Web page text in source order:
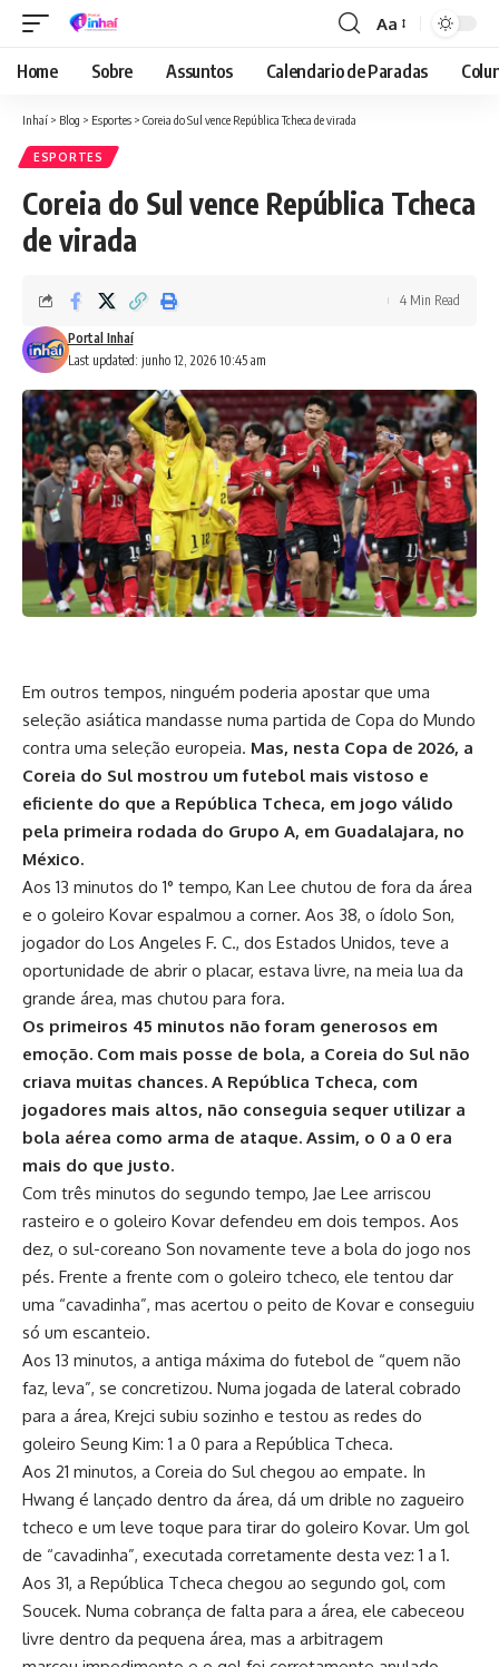
Font
Resizer
Aa
Home Sobre Assuntos Calendario de Paradas
Inhaí > Blog > Esportes > Coreia do Sul vence República Tcheca de virada
ESPORTES
Coreia do Sul vence República Tcheca
de virada
Last updated: junho 12, 2026 10:45 am
Portal Inhaí
4 Min Read
Em outros tempos, ninguém poderia apostar que uma
seleção asiática mandasse numa partida de Copa do Mundo
contra uma seleção europeia. Mas, nesta Copa de 2026, a
Coreia do Sul mostrou um futebol mais vistoso e
eficiente do que a República Tcheca, em jogo válido
pela primeira rodada do Grupo A, em Guadalajara, no
México.
Aos 13 minutos do 1° tempo, Kan Lee chutou de fora da área
e o goleiro Kovar espalmou a corner. Aos 38, o ídolo Son,
jogador do Los Angeles F. C., dos Estados Unidos, teve a
oportunidade de abrir o placar, estava livre, na meia lua da
grande área, mas chutou para fora.
Os primeiros 45 minutos não foram generosos em
emoção. Com mais posse de bola, a Coreia do Sul não
criava muitas chances. A República Tcheca, com
jogadores mais altos, não conseguia sequer utilizar a
bola aérea como arma de ataque. Assim, o 0 a 0 era
mais do que justo.
Com três minutos do segundo tempo, Jae Lee arriscou
rasteiro e o goleiro Kovar defendeu em dois tempos. Aos
dez, o sul-coreano Son novamente teve a bola do jogo nos
pés. Frente a frente com o goleiro tcheco, ele tentou dar
uma “cavadinha”, mas acertou o peito de Kovar e conseguiu
só um escanteio.
Aos 13 minutos, a antiga máxima do futebol de “quem não
faz, leva”, se concretizou. Numa jogada de lateral cobrado
para a área, Krejci subiu sozinho e testou as redes do
goleiro Seung Kim: 1 a 0 para a República Tcheca.
Aos 21 minutos, a Coreia do Sul chegou ao empate. In
Hwang é lançado dentro da área, dá um drible no zagueiro
tcheco e um leve toque para tirar do goleiro Kovar. Um gol
de “cavadinha”, executada corretamente desta vez: 1 a 1.
Aos 31, a República Tcheca chegou ao segundo gol, com
Soucek. Numa cobrança de falta para a área, ele cabeceou
livre dentro da pequena área, mas a arbitragem